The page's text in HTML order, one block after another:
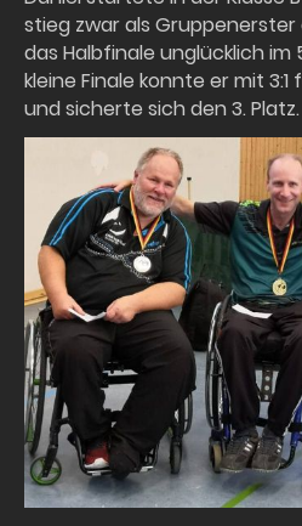
stieg zwar als
das Halbfinale unglücklich im
kleine Finale konnte er mit
und sicherte sich den 3. Platz.